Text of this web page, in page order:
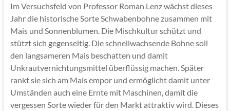
Im Versuchsfeld von Professor Roman Lenz wächst dieses
Jahr die historische Sorte Schwabenbohne zusammen mit
Mais und Sonnenblumen. Die Mischkultur schützt und
stützt sich gegenseitig. Die schnellwachsende Bohne soll
den langsameren Mais beschatten und damit
Unkrautvernichtungsmittel überflüssig machen. Später
rankt sie sich am Mais empor und ermöglicht damit unter
Umständen auch eine Ernte mit Maschinen, damit die
vergessen Sorte wieder für den Markt attraktiv wird. Dieses